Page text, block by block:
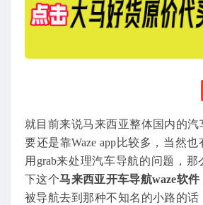
就目前来说马来西亚整体国内的汽
要还是靠Waze app比较多，当然
用grab来处理汽车导航的问题，那
下这个马来西亚开车导航waze软件
被导航去到那种不知名的小路的话